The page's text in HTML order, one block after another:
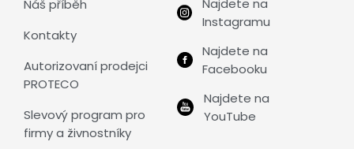
Náš příběh
Kontakty
Autorizovaní prodejci
PROTECO
Slevový program pro
firmy a živnostníky
Najdete na
Instagramu
Najdete na
Facebooku
Najdete na
YouTube